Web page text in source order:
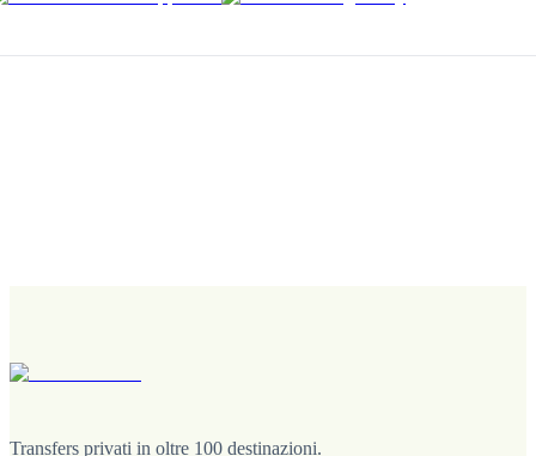
Transfers privati in oltre 100 destinazioni.